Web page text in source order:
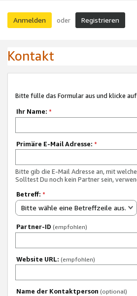
Anmelden oder Registrieren
Kontakt
Bitte fülle das Formular aus und klicke
Ihr Name: *
Primäre E-Mail Adresse: *
Bitte gib die E-Mail Adresse an, mit
Solltest Du noch kein Partner sein,
Betreff: *
Bitte wähle eine Betreffzeile aus.
Partner-ID (empfohlen)
Website URL: (empfohlen)
Name der Kontaktperson (optional)